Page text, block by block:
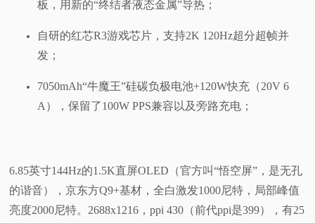
板，用新的“终结者液态金属”导热；
自研的红芯R3游戏芯片，支持2K 120Hz超分超帧并
发；
7050mAh“牛魔王”硅碳负极电池+120W快充（20V 6
A），保留了100W PPS兼容以及旁路充电；
6.85英寸144Hz的1.5K直屏OLED（官方叫“悟空屏”，是无孔
的谐音），京东方Q9+基材，全白激发1000尼特，局部峰值
亮度2000尼特。2688x1216，ppi 430（前代ppi是399），有25